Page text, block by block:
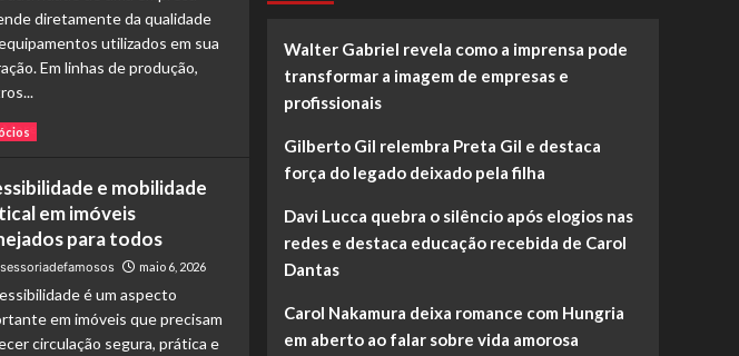
diretamente da qualidade
utilizados em sua
Em linhas de produção,
More Read
more
Correias
industriais
para
processos
mais
eficientes
e
seguros
e mobilidade
em imóveis
para todos
maio 6, 2026
é um aspecto
em imóveis que precisam
circulação segura, prática e
Walter Gabriel revela como a imprensa pode
transformar a imagem de empresas e
profissionais
Gilberto Gil relembra Preta Gil e destaca
força do legado deixado pela filha
Davi Lucca quebra o silêncio após elogios nas
redes e destaca educação recebida de Carol
Dantas
Carol Nakamura deixa romance com Hungria
em aberto ao falar sobre vida amorosa